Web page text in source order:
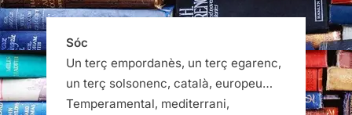
Sóc
Un terç empordanès, un terç egarenc,
un terç solsonenc, català, europeu…
Temperamental, mediterrani,